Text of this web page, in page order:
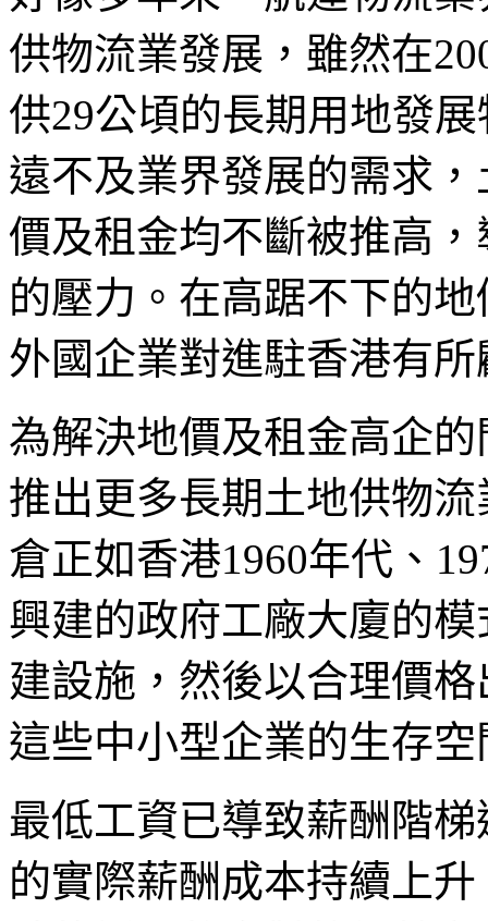
供物流業發展，雖然在
供29公頃的長期用地發
遠不及業界發展的需求
價及租金均不斷被推高
的壓力。在高踞不下的
外國企業對進駐香港有所
為解決地價及租金高企
推出更多長期土地供物
倉正如香港1960年代、
興建的政府工廠大廈的
建設施，然後以合理價
這些中小型企業的生存空
最低工資已導致薪酬階
的實際薪酬成本持續上